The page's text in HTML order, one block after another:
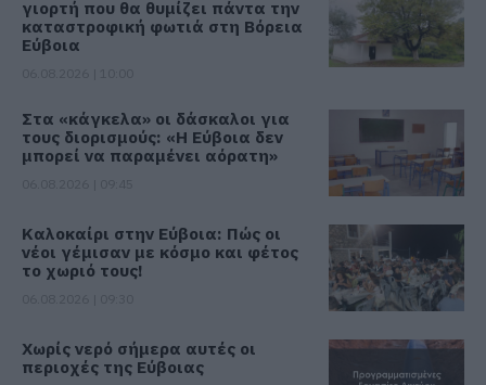
γιορτή που θα θυμίζει πάντα την
καταστροφική φωτιά στη Βόρεια
Εύβοια
Στα «κάγκελα» οι δάσκαλοι για
τους διορισμούς: «Η Εύβοια δεν
μπορεί να παραμένει αόρατη»
Καλοκαίρι στην Εύβοια: Πώς οι
νέοι γέμισαν με κόσμο και φέτος
το χωριό τους!
Χωρίς νερό σήμερα αυτές οι
περιοχές της Εύβοιας